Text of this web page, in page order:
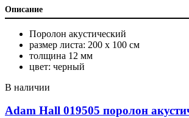
Описание
Поролон акустический
размер листа: 200 х 100 см
толщина 12 мм
цвет: черный
В наличии
Adam Hall 019505 поролон